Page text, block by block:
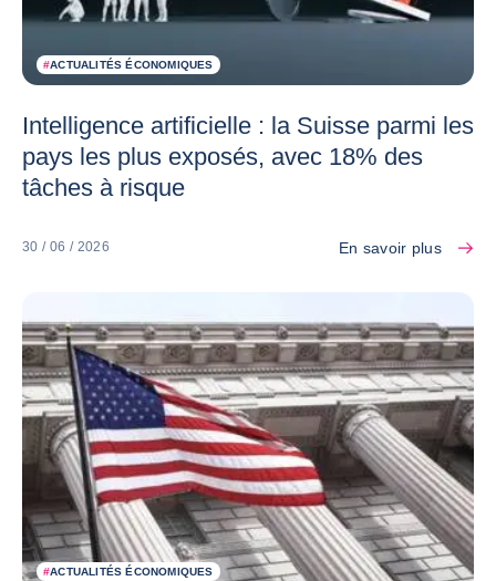
#ACTUALITÉS ÉCONOMIQUES
Intelligence artificielle : la Suisse parmi les
pays les plus exposés, avec 18% des
tâches à risque
30 / 06 / 2026 En savoir plus
#ACTUALITÉS ÉCONOMIQUES